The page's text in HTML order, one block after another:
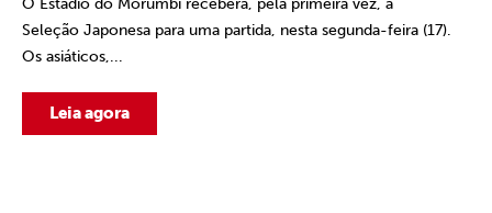
O Estádio do Morumbi receberá, pela primeira vez, a
Seleção Japonesa para uma partida, nesta segunda-feira (17).
Os asiáticos,...
Leia agora